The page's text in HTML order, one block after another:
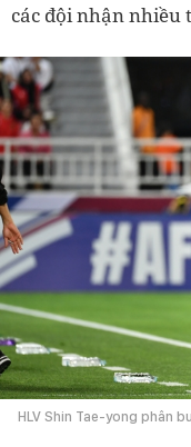
các đội nhận nhiều
HLV Shin Tae-yong phân